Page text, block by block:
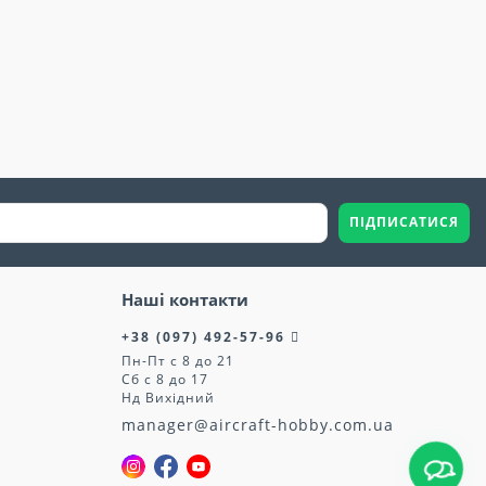
ПІДПИСАТИСЯ
Наші контакти
+38 (097) 492-57-96
Пн-Пт с 8 до 21
Сб с 8 до 17
Нд Вихідний
manager@aircraft-hobby.com.ua